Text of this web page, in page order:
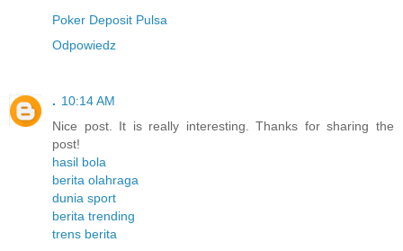
Poker Deposit Pulsa
Odpowiedz
. 10:14 AM
Nice post. It is really interesting. Thanks for sharing the
post!
hasil bola
berita olahraga
dunia sport
berita trending
trens berita